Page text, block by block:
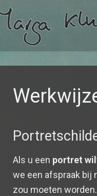
Als u een portret
we een afspraak bij
zou moeten